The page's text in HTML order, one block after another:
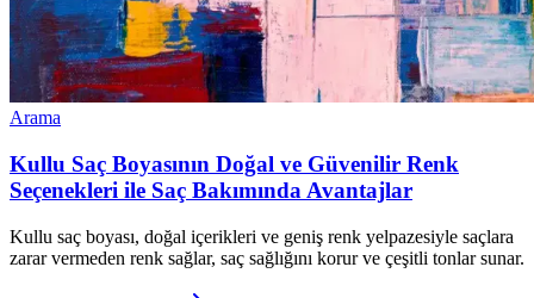
Arama
Kullu Saç Boyasının Doğal ve Güvenilir Renk
Seçenekleri ile Saç Bakımında Avantajlar
Kullu saç boyası, doğal içerikleri ve geniş renk yelpazesiyle saçlara
zarar vermeden renk sağlar, saç sağlığını korur ve çeşitli tonlar sunar.